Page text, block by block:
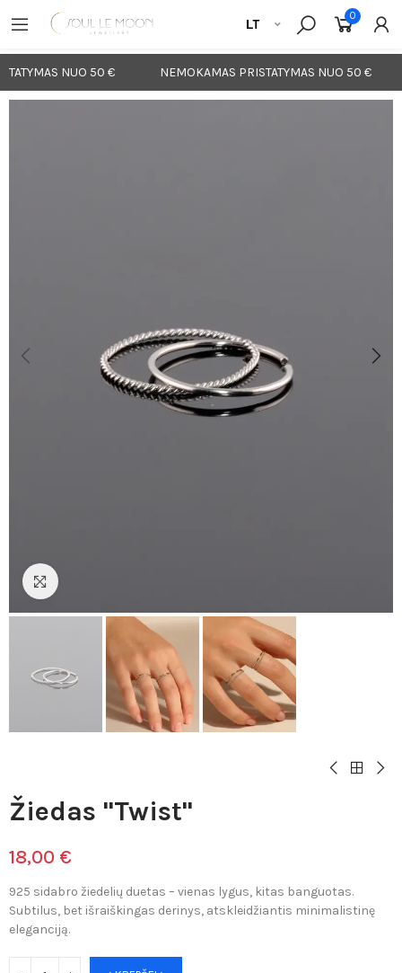
NUO 50 € NEMOKAMAS PRISTATYMAS NUO 50 €
0
Žiedas "Twist"
18,00 €
925 sidabro žiedelių duetas – vienas lygus, kitas banguotas.
Subtilus, bet išraiškingas derinys, atskleidžiantis minimalistinę
eleganciją.